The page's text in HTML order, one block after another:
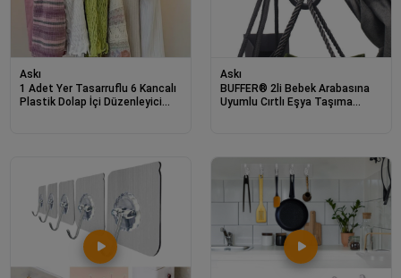
Askı
1 Adet Yer Tasarruflu 6 Kancalı
Plastik Dolap İçi Düzenleyici
Askı
BUFFER® 2li Bebek Arabasına
Uyumlu Cırtlı Eşya Taşıma